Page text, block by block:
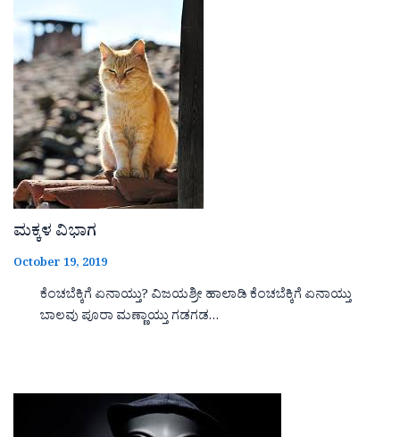
ಮಕ್ಕಳ ವಿಭಾಗ
October 19, 2019
ಕೆಂಚಬೆಕ್ಕಿಗೆ ಏನಾಯ್ತು? ವಿಜಯಶ್ರೀ ಹಾಲಾಡಿ ಕೆಂಚಬೆಕ್ಕಿಗೆ ಏನಾಯ್ತು
ಬಾಲವು ಪೂರಾ ಮಣ್ಣಾಯ್ತು ಗಡಗಡ…